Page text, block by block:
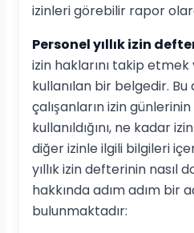
izinleri görebilir rapor
Personel yıllık izin
izin haklarını takip
kullanılan bir belgedir.
çalışanların izin
kullanıldığını, ne kadar
diğer izinle ilgili bilgileri
yıllık izin defterinin nasıl
hakkında adım adım bir
bulunmaktadır: